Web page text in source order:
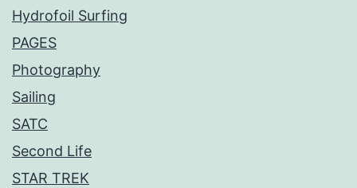
Hydrofoil Surfing
PAGES
Photography
Sailing
SATC
Second Life
STAR TREK